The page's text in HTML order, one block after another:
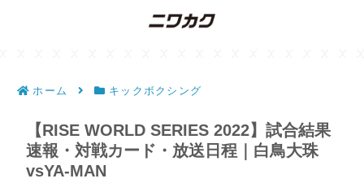
ホーム キックボクシング
【RISE WORLD SERIES 2022】試合結果
速報・対戦カード・放送日程｜白鳥大珠
vsYA-MAN